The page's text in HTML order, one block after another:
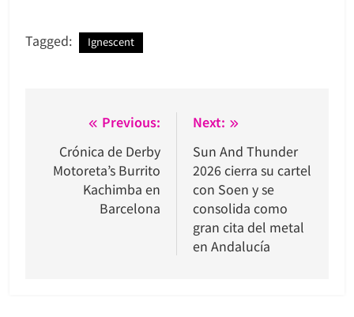
Tagged: Ignescent
Navegación
de
entradas
Previous:
Crónica de Derby
Motoreta’s Burrito
Kachimba en
Barcelona
Next:
Sun And Thunder
2026 cierra su cartel
con Soen y se
consolida como
gran cita del metal
en Andalucía